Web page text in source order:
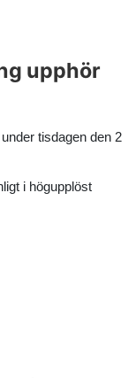
upphör
tisdagen den 2
i högupplöst